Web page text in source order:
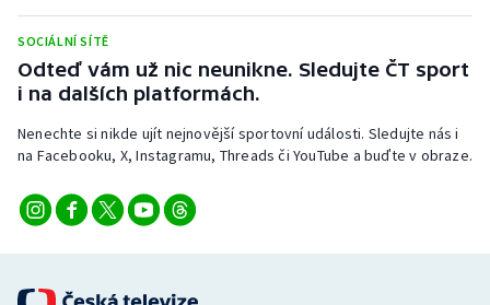
SOCIÁLNÍ SÍTĚ
Odteď vám už nic neunikne. Sledujte ČT sport
i na dalších platformách.
Nenechte si nikde ujít nejnovější sportovní události. Sledujte nás i
na Facebooku, X, Instagramu, Threads či YouTube a buďte v obraze.